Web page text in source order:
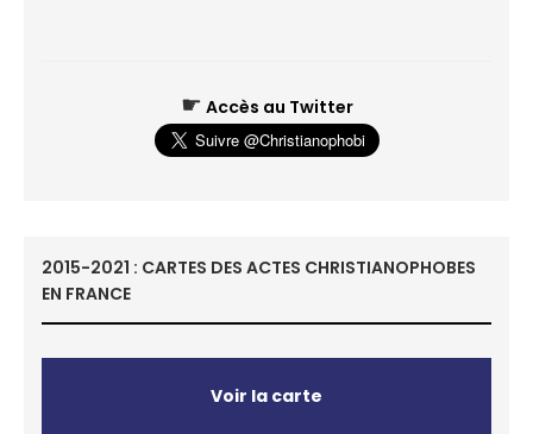
☛ Accès au Twitter
2015-2021 : CARTES DES ACTES CHRISTIANOPHOBES
EN FRANCE
Voir la carte